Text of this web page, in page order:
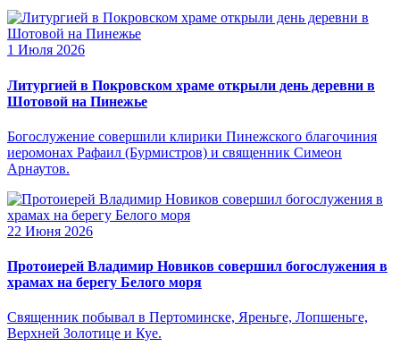
1 Июля 2026
Литургией в Покровском храме открыли день деревни в
Шотовой на Пинежье
Богослужение совершили клирики Пинежского благочиния
иеромонах Рафаил (Бурмистров) и священник Симеон
Арнаутов.
22 Июня 2026
Протоиерей Владимир Новиков совершил богослужения в
храмах на берегу Белого моря
Священник побывал в Пертоминске, Яреньге, Лопшеньге,
Верхней Золотице и Куе.